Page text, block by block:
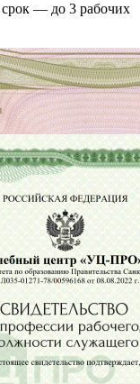
— до 3 рабочих